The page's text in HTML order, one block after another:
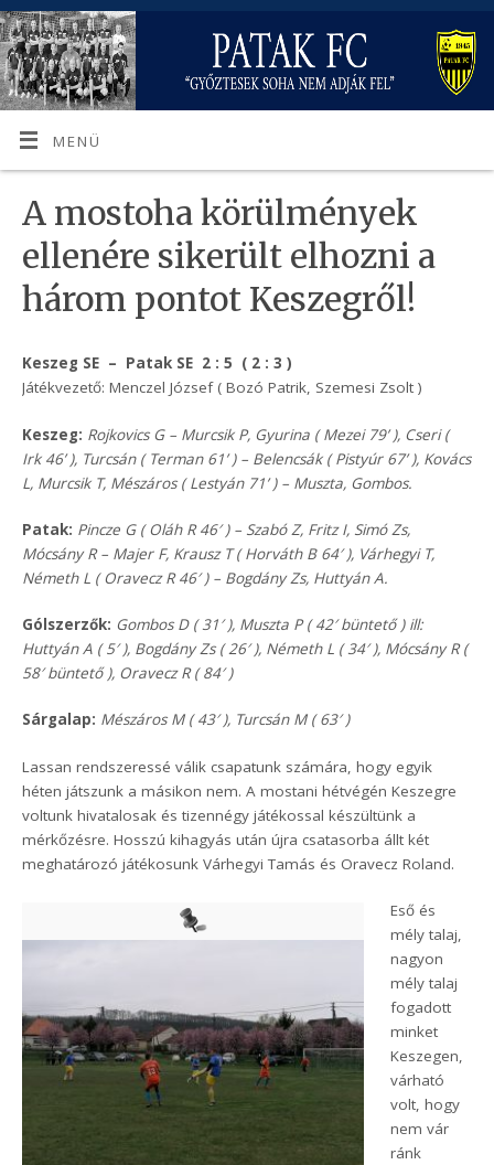
MENÜ
A mostoha körülmények
ellenére sikerült elhozni a
három pontot Keszegről!
Keszeg SE – Patak SE 2 : 5 ( 2 : 3 )
Játékvezető: Menczel József ( Bozó Patrik, Szemesi Zsolt )
Keszeg: Rojkovics G – Murcsik P, Gyurina ( Mezei 79’ ), Cseri (
Irk 46’ ), Turcsán ( Terman 61’ ) – Belencsák ( Pistyúr 67’ ), Kovács
L, Murcsik T, Mészáros ( Lestyán 71’ ) – Muszta, Gombos.
Patak: Pincze G ( Oláh R 46′ ) – Szabó Z, Fritz I, Simó Zs,
Mócsány R – Majer F, Krausz T ( Horváth B 64′ ), Várhegyi T,
Németh L ( Oravecz R 46′ ) – Bogdány Zs, Huttyán A.
Gólszerzők: Gombos D ( 31′ ), Muszta P ( 42′ büntető ) ill:
Huttyán A ( 5′ ), Bogdány Zs ( 26′ ), Németh L ( 34′ ), Mócsány R (
58′ büntető ), Oravecz R ( 84′ )
Sárgalap: Mészáros M ( 43′ ), Turcsán M ( 63′ )
Lassan rendszeressé válik csapatunk számára, hogy egyik
héten játszunk a másikon nem. A mostani hétvégén Keszegre
voltunk hivatalosak és tizennégy játékossal készültünk a
mérkőzésre. Hosszú kihagyás után újra csatasorba állt két
meghatározó játékosunk Várhegyi Tamás és Oravecz Roland.
Eső és
mély talaj,
nagyon
mély talaj
fogadott
minket
Keszegen,
várható
volt, hogy
nem vár
ránk